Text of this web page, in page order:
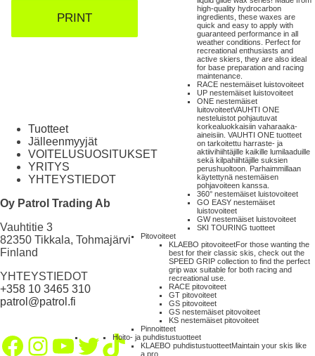
high-quality hydrocarbon
ingredients, these waxes are
quick and easy to apply with
guaranteed performance in all
weather conditions. Perfect for
recreational enthusiasts and
active skiers, they are also ideal
for base preparation and racing
maintenance.
RACE nestemäiset luistovoiteet
UP nestemäiset luistovoiteet
ONE nestemäiset
luitovoiteetVAUHTI ONE
nesteluistot pohjautuvat
korkealuokkaisiin vaharaaka-
aineisiin. VAUHTI ONE tuotteet
on tarkoitettu harraste- ja
aktiivihiihtäjille kaikille lumilaaduille
sekä kilpahiihtäjille suksien
perushuoltoon. Parhaimmillaan
käytettynä nestemäisen
pohjavoiteen kanssa.
360° nestemäiset luistovoiteet
GO EASY nestemäiset
luistovoiteet
GW nestemäiset luistovoiteet
SKI TOURING tuotteet
Pitovoiteet
KLAEBO pitovoiteetFor those wanting the
best for their classic skis, check out the
SPEED GRIP collection to find the perfect
grip wax suitable for both racing and
recreational use.
RACE pitovoiteet
GT pitovoiteet
GS pitovoiteet
GS nestemäiset pitovoiteet
KS nestemäiset pitovoiteet
Pinnoitteet
Hoito- ja puhdistustuotteet
KLAEBO puhdistustuotteetMaintain your skis like
a pro.
PRINT
Tuotteet
Jälleenmyyjät
VOITELUSUOSITUKSET
YRITYS
YHTEYSTIEDOT
Oy Patrol Trading Ab
Vauhtitie 3
82350 Tikkala, Tohmajärvi
Finland
YHTEYSTIEDOT
+358 10 3465 310
patrol@patrol.fi
Facebook
Instagram
YouTube
Twitter
TikTok